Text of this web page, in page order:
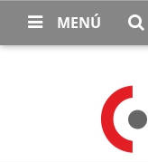
MENÚ